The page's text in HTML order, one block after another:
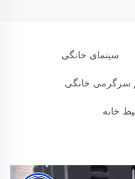
سینمای خانگی
سرگرمی خانگی
خانه